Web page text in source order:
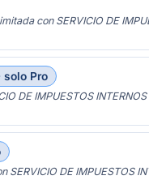
con SERVICIO DE
solo Pro
DE IMPUESTOS
SERVICIO DE IMPUESTOS